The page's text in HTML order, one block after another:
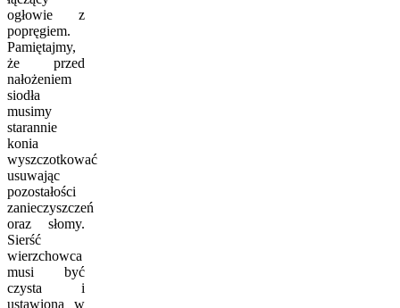
ogłowie z
popręgiem.
Pamiętajmy,
że przed
nałożeniem
siodła
musimy
starannie
konia
wyszczotkować
usuwając
pozostałości
zanieczyszczeń
oraz słomy.
Sierść
wierzchowca
musi być
czysta i
ustawiona w